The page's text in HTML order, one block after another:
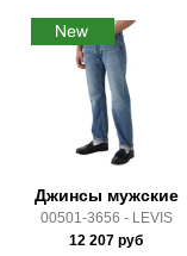
Джинсы мужские
00501-3656 - LEVIS
12 207 руб